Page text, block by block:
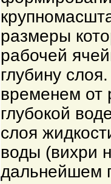
размеры
рабочей
глубину
временем от
глубокой
слоя
воды (вихри
дальнейшем